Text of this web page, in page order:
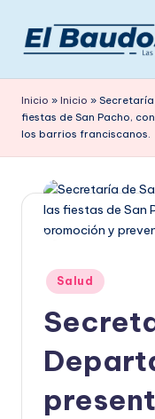
Saltar
contenido
e
ri
ó
d
en
contexto
Inicio » Inicio »
fiestas de San Pacho,
los barrios franciscanos.
Publicado
en
Salud